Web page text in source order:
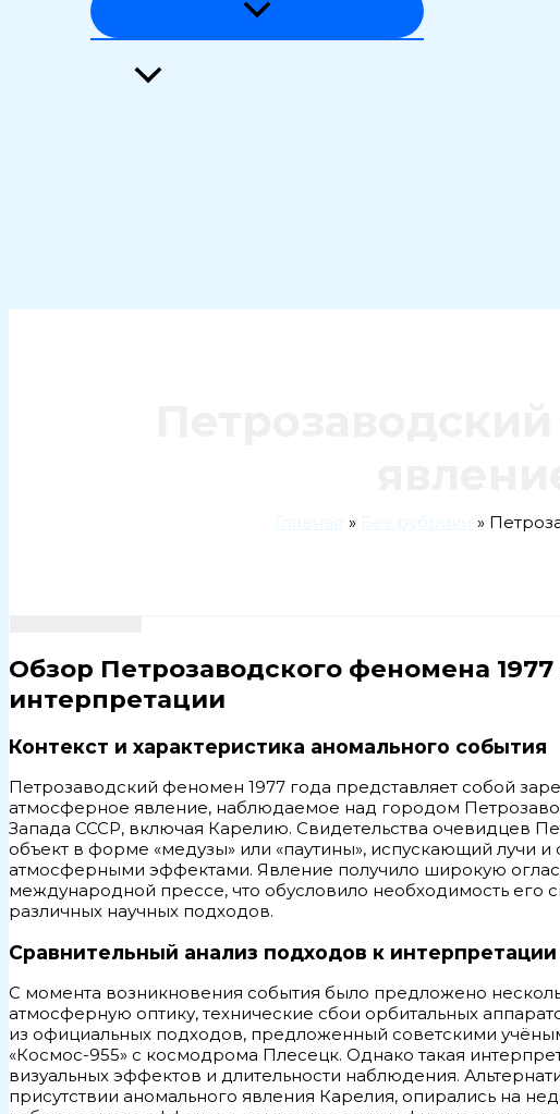
Главная Без рубрики
Обзор Петрозаводского феномена
интерпретации
Контекст и характеристика аномального события
Петрозаводский феномен 1977 года представляет собой
атмосферное явление, наблюдаемое над городом
Запада СССР, включая Карелию. Свидетельства очевидцев
объект в форме «медузы» или «паутины», испускающий
атмосферными эффектами. Явление получило широкую
международной прессе, что обусловило необходимость его
различных научных подходов.
Сравнительный анализ подходов к
С момента возникновения события было предложено
атмосферную оптику, технические сбои орбитальных
из официальных подходов, предложенный советскими
«Космос-955» с космодрома Плесецк. Однако такая
визуальных эффектов и длительности наблюдения.
присутствии аномального явления Карелия, опирались на